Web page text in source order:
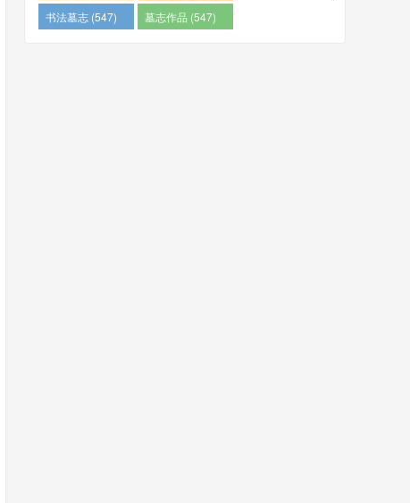
书法墓志 (547)
墓志作品 (547)